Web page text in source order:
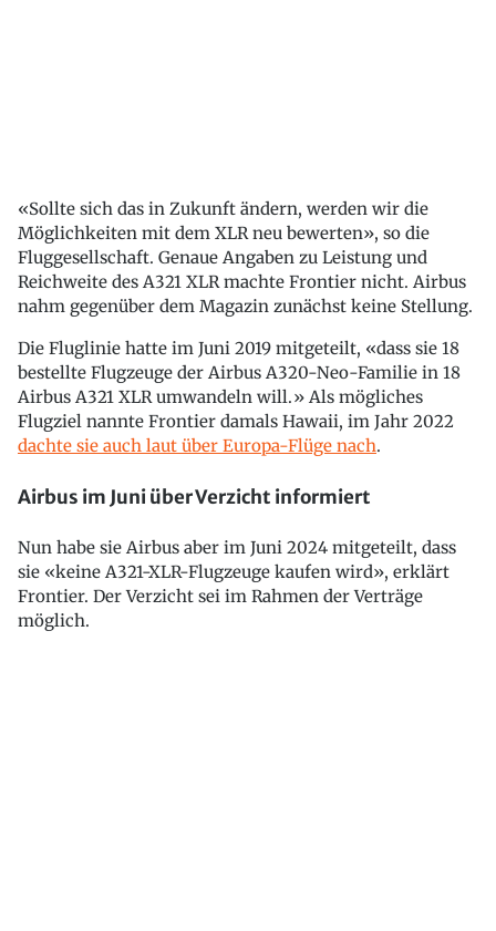
«Sollte sich das in Zukunft ändern, werden wir die
Möglichkeiten mit dem XLR neu bewerten», so die
Fluggesellschaft. Genaue Angaben zu Leistung und
Reichweite des A321 XLR machte Frontier nicht. Airbus
nahm gegenüber dem Magazin zunächst keine Stellung.
Die Fluglinie hatte im Juni 2019 mitgeteilt, «dass sie 18
bestellte Flugzeuge der Airbus A320-Neo-Familie in 18
Airbus A321 XLR umwandeln will.» Als mögliches
Flugziel nannte Frontier damals Hawaii, im Jahr 2022
dachte sie auch laut über Europa-Flüge nach.
Airbus im Juni über Verzicht informiert
Nun habe sie Airbus aber im Juni 2024 mitgeteilt, dass
sie «keine A321-XLR-Flugzeuge kaufen wird», erklärt
Frontier. Der Verzicht sei im Rahmen der Verträge
möglich.